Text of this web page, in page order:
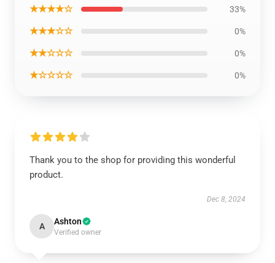
★★★★☆ 33%
★★★☆☆ 0%
★★☆☆☆ 0%
★☆☆☆☆ 0%
Thank you to the shop for providing this wonderful
product.
Dec 8, 2024
A Ashton
Verified owner